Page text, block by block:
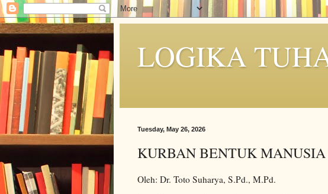
LOGIKA
Tuesday, May 26, 2026
KURBAN BENTUK
Oleh: Dr. Toto Suharya, S.Pd., M.Pd.